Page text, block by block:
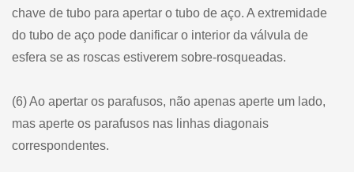
chave de tubo para apertar o tubo de aço. A extremidade
do tubo de aço pode danificar o interior da válvula de
esfera se as roscas estiverem sobre-rosqueadas.
(6) Ao apertar os parafusos, não apenas aperte um lado,
mas aperte os parafusos nas linhas diagonais
correspondentes.